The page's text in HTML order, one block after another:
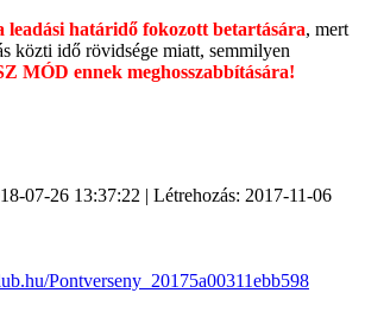
leadási határidő fokozott betartására, mert
közti idő rövidsége miatt, semmilyen
MÓD ennek meghosszabbítására!
07-26 13:37:22 | Létrehozás: 2017-11-06
Pontverseny_20175a00311ebb598